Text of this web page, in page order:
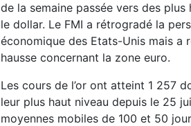
de la semaine passée vers des
le dollar. Le FMI a rétrogradé la
économique des Etats-Unis mais a
hausse concernant la zone euro.
Les cours de l’or ont atteint 1 257
leur plus haut niveau depuis le 25
moyennes mobiles de 100 et 50